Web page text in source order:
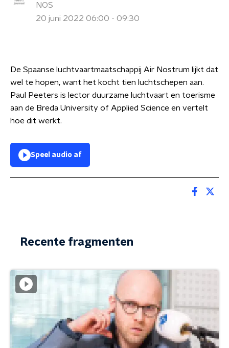
NOS
20 juni 2022 06:00 - 09:30
De Spaanse luchtvaartmaatschappij Air Nostrum lijkt dat
wel te hopen, want het kocht tien luchtschepen aan.
Paul Peeters is lector duurzame luchtvaart en toerisme
aan de Breda University of Applied Science en vertelt
hoe dit werkt.
Speel audio af
Recente fragmenten